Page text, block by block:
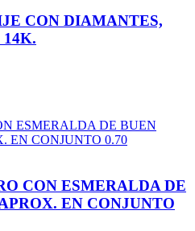
CON DIAMANTES,
14K.
CON ESMERALDA DE
EN CONJUNTO